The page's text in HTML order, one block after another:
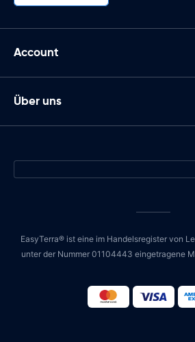
Account
Über uns
EasyTerra® ist eine im Handelsregister von
unter der Nummer 01104443 eingetragene